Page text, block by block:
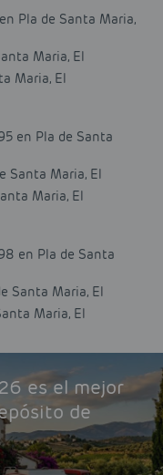
Pla de Santa Maria,
Maria, El
Maria, El
en Pla de Santa
Santa Maria, El
Maria, El
en Pla de Santa
Santa Maria, El
Maria, El
es el mejor
de